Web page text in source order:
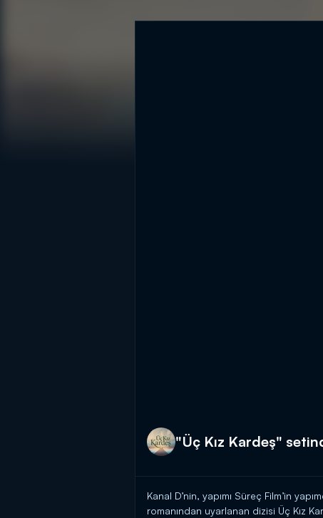
"Üç Kız Kardeş"
Kanal D’nin, yapımı Süreç Film’in
romanından uyarlanan dizisi Üç Kız